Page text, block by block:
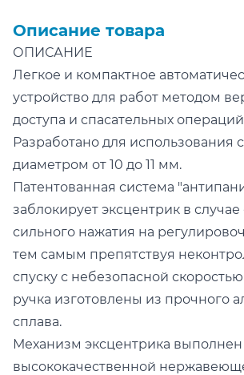
Описание товара
ОПИСАНИЕ
Легкое и компактное
устройство для работ методом
доступа и спасательных
Разработано для использования
диаметром от 10 до 11 мм.
Патентованная система
заблокирует эксцентрик в
сильного нажатия на
тем самым препятствуя
спуску с небезопасной
ручка изготовлены из прочного
сплава.
Механизм эксцентрика выполнен
высококачественной